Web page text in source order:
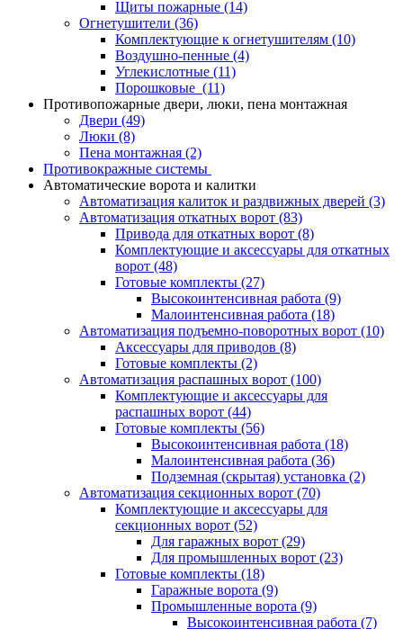
Щиты пожарные (14)
Огнетушители (36)
Комплектующие к огнетушителям (10)
Воздушно-пенные (4)
Углекислотные (11)
Порошковые (11)
Противопожарные двери, люки, пена монтажная
Двери (49)
Люки (8)
Пена монтажная (2)
Противокражные системы
Автоматические ворота и калитки
Автоматизация калиток и раздвижных дверей (3)
Автоматизация откатных ворот (83)
Привода для откатных ворот (8)
Комплектующие и аксессуары для откатных
ворот (48)
Готовые комплекты (27)
Высокоинтенсивная работа (9)
Малоинтенсивная работа (18)
Автоматизация подъемно-поворотных ворот (10)
Аксессуары для приводов (8)
Готовые комплекты (2)
Автоматизация распашных ворот (100)
Комплектующие и аксессуары для
распашных ворот (44)
Готовые комплекты (56)
Высокоинтенсивная работа (18)
Малоинтенсивная работа (36)
Подземная (скрытая) установка (2)
Автоматизация секционных ворот (70)
Комплектующие и аксессуары для
секционных ворот (52)
Для гаражных ворот (29)
Для промышленных ворот (23)
Готовые комплекты (18)
Гаражные ворота (9)
Промышленные ворота (9)
Высокоинтенсивная работа (7)